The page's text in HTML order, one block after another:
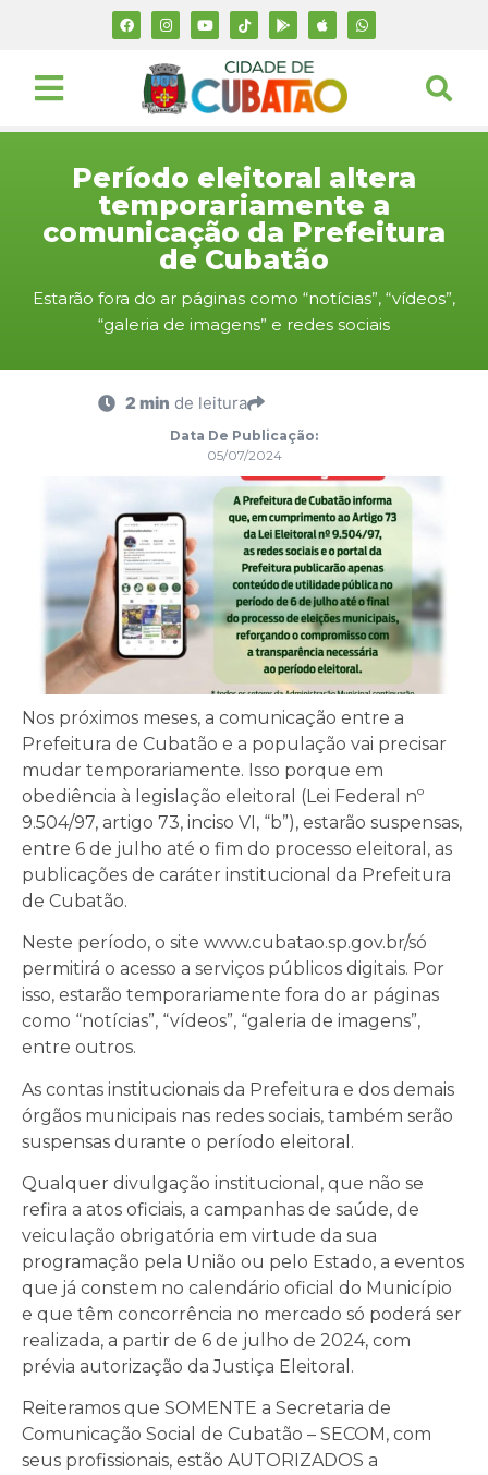
Período eleitoral altera
temporariamente a
comunicação da Prefeitura
de Cubatão
Estarão fora do ar páginas como “notícias”, “vídeos”,
“galeria de imagens” e redes sociais
2 min de leitura
Data De Publicação:
05/07/2024
Nos próximos meses, a comunicação entre a
Prefeitura de Cubatão e a população vai precisar
mudar temporariamente. Isso porque em
obediência à legislação eleitoral (Lei Federal nº
9.504/97, artigo 73, inciso VI, “b”), estarão suspensas,
entre 6 de julho até o fim do processo eleitoral, as
publicações de caráter institucional da Prefeitura
de Cubatão.
Neste período, o site www.cubatao.sp.gov.br/só
permitirá o acesso a serviços públicos digitais. Por
isso, estarão temporariamente fora do ar páginas
como “notícias”, “vídeos”, “galeria de imagens”,
entre outros.
As contas institucionais da Prefeitura e dos demais
órgãos municipais nas redes sociais, também serão
suspensas durante o período eleitoral.
Qualquer divulgação institucional, que não se
refira a atos oficiais, a campanhas de saúde, de
veiculação obrigatória em virtude da sua
programação pela União ou pelo Estado, a eventos
que já constem no calendário oficial do Município
e que têm concorrência no mercado só poderá ser
realizada, a partir de 6 de julho de 2024, com
prévia autorização da Justiça Eleitoral.
Reiteramos que SOMENTE a Secretaria de
Comunicação Social de Cubatão – SECOM, com
seus profissionais, estão AUTORIZADOS a